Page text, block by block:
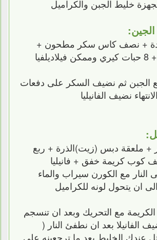
خليط الجبن والكراميل
+ نصف كاس سكر مطحون +
فانيلا (ملعقة ) + 8 حبات كيري وممكن فيلاديلفيا
الجبن ثم نضيف السكر على دفعات
نضيف الفانيليا
ملعقة دبس (زيت)الذرة + ربع
كوب كريمة خفق + فانيليا
مع الكورن سيراب والماء
ان يتحول لونه للكراميل
مع التحريك وبعد ان تنسجم
الفانيلا بعد ان نطفئ النار (
عندك الخليط بعد ما ترجعينه على